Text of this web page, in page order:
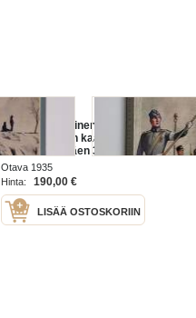
Suomen Valkoinen kaarti : lyhyt
esitys Suomen kaartin
(Henkivartioväen 3. Suomen
Tarkk'ampujapataljoonan) ja
Suomen Valkoisen kaartin
historiasta
Otava 1935
Hinta:
190,00 €
LISÄÄ OSTOSKORIIN